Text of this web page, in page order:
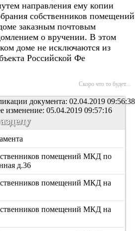
направления ему копии
собственников помещений
заказным почтовым
о вручении. В этом
доме не исключаются из
Российской Фе
Скоро что то будет...
документа: 02.04.2019 09:56:38
изменение: 05.04.2019 09:57:16
помещений МКД по
д.36
помещений МКД на
помещений МКД на